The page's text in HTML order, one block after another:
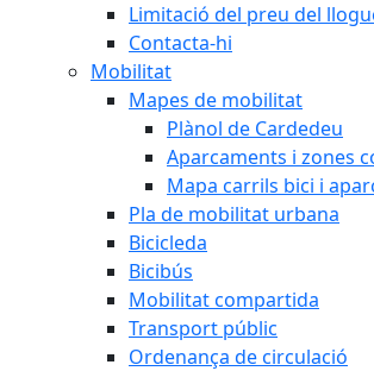
Limitació del preu del
Contacta-hi
Mobilitat
Mapes de mobilitat
Plànol de Cardedeu
Aparcaments i zones
Mapa carrils bici i
Pla de mobilitat urbana
Bicicleda
Bicibús
Mobilitat compartida
Transport públic
Ordenança de circulació